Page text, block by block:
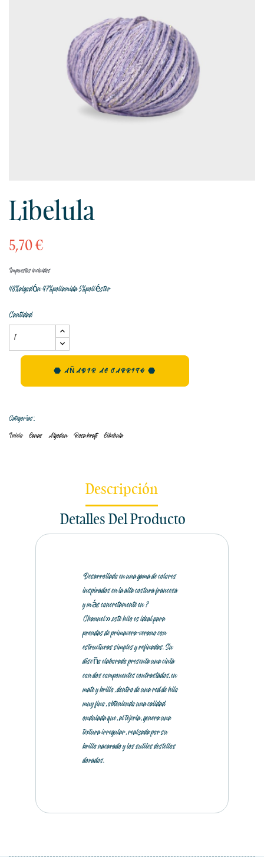
Libelula
5,70 €
Impuestos incluidos
48%algodón 47%poliamida 5%poliéster
Cantidad
AÑADIR AL CARRITO
Categorías:
Inicio Lanas Algodon Rosa kraft Libebula
Descripción
Detalles Del Producto
Desarrollado en una gama de colores
inspirados en la alta costura francesa
y más concretamente en ?
Channel»,este hilo es ideal para
prendas de primavera-verano con
estructuras simples y refinadas. Su
diseño elaborado presenta una cinta
con dos componentes contrastados, en
mate y brillo, dentro de una red de hilo
muy fino, obteniendo una calidad
ondulada que, al tejerla, genera una
textura irregular, realzada por su
brillo nacarado y los sutiles destellos
dorados.